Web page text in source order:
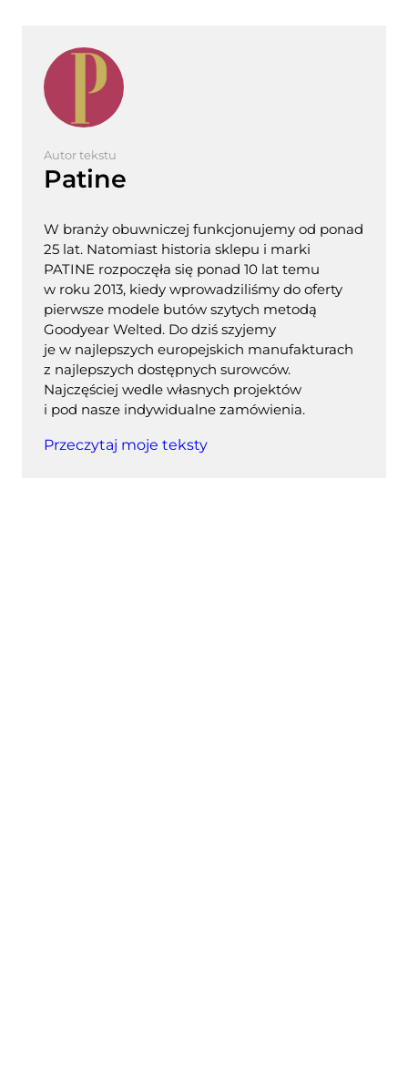
Autor tekstu
Patine
W branży obuwniczej funkcjonujemy od ponad
25 lat. Natomiast historia sklepu i marki
PATINE rozpoczęła się ponad 10 lat temu
w roku 2013, kiedy wprowadziliśmy do oferty
pierwsze modele butów szytych metodą
Goodyear Welted. Do dziś szyjemy
je w najlepszych europejskich manufakturach
z najlepszych dostępnych surowców.
Najczęściej wedle własnych projektów
i pod nasze indywidualne zamówienia.
Przeczytaj moje teksty